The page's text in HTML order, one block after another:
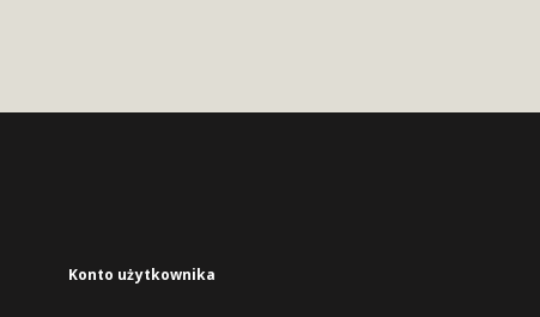
Konto użytkownika